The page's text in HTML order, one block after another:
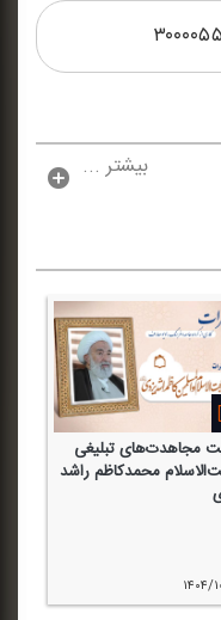
بیشتر ...
مجاهدت‌های تبلیغی
محمدكاظم راشد
۱۰/۰۵